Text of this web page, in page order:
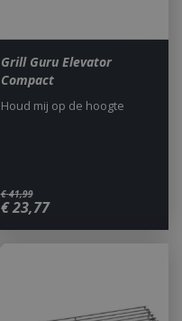
Grill Guru Elevator
Compact
€ 41,99
€23,77
Houd mij op de hoogte